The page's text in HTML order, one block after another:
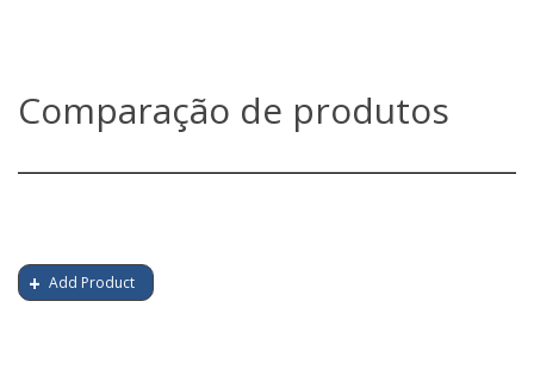
Comparação de produtos
Add Product